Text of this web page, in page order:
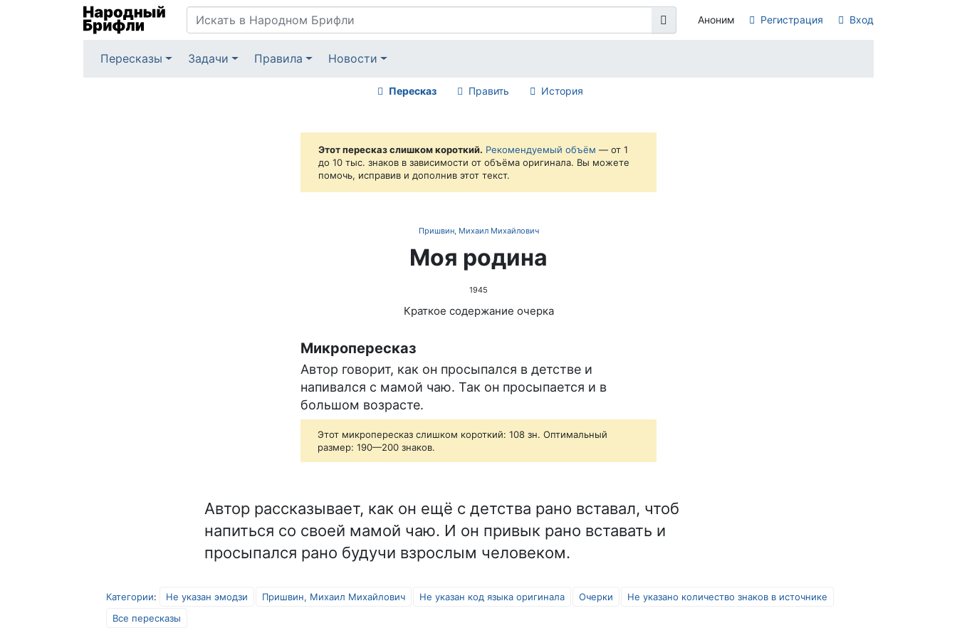
Аноним Регистрация Вход
Пересказы Задачи Правила Новости
Пересказ Править История
Этот пересказ слишком короткий. Рекомендуемый объём — от 1
до 10 тыс. знаков в зависимости от объёма оригинала. Вы можете
помочь, исправив и дополнив этот текст.
Пришвин, Михаил Михайлович
Моя родина
1945
Краткое содержание очерка
Микропересказ
Автор говорит, как он просыпался в детстве и
напивался с мамой чаю. Так он просыпается и в
большом возрасте.
Этот микропересказ слишком короткий: 108 зн. Оптимальный
размер: 190—200 знаков.
Автор рассказывает, как он ещё с детства рано вставал, чтоб
напиться со своей мамой чаю. И он привык рано вставать и
просыпался рано будучи взрослым человеком.
Категории: Не указан эмодзи Пришвин, Михаил Михайлович Не указан код языка оригинала Очерки
Не указано количество знаков в источнике
Все пересказы